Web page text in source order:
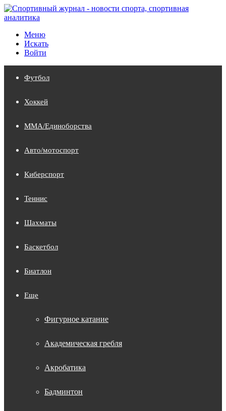
Меню
Искать
Войти
Футбол
Хоккей
MMA/Единоборства
Авто/мотоспорт
Киберспорт
Теннис
Шахматы
Баскетбол
Биатлон
Еще
Фигурное катание
Академическая гребля
Акробатика
Бадминтон